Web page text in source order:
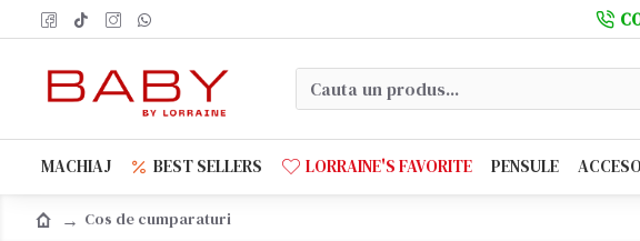
MACHIAJ BEST SELLERS LORRAINE'S FAVORITE PENSULE
Cos de cumparaturi